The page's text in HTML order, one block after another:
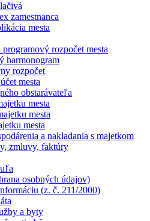
zamestnanca
mesta
programový rozpočet mesta
harmonogram
rozpočet
mesta
obstarávateľa
mesta
mesta
mesta
a nakladania s majetkom
zmluvy, faktúry
osobných údajov)
(z. č. 211/2000)
a byty